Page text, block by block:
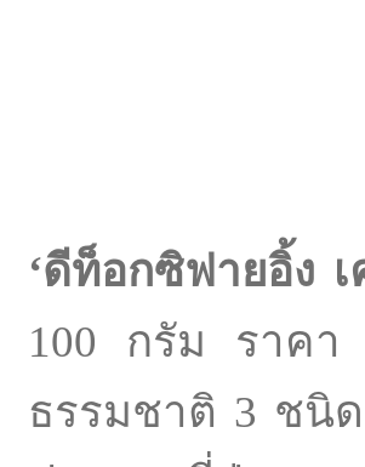
‘ดีท็อกซิฟายอิ้ง
100 กรัม ราคา
ธรรมชาติ 3 ชนิด